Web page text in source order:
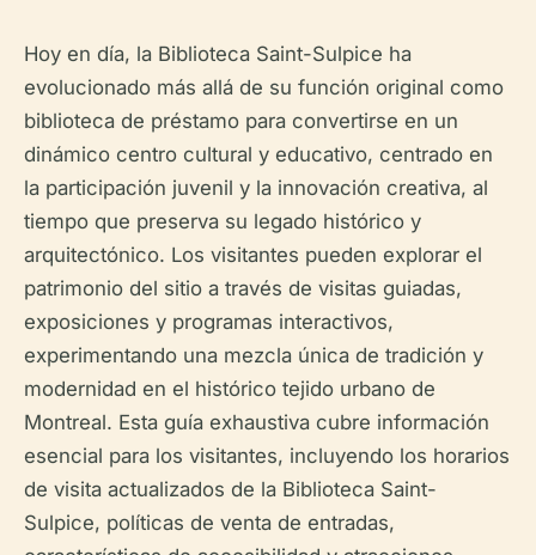
Hoy en día, la Biblioteca Saint-Sulpice ha
evolucionado más allá de su función original como
biblioteca de préstamo para convertirse en un
dinámico centro cultural y educativo, centrado en
la participación juvenil y la innovación creativa, al
tiempo que preserva su legado histórico y
arquitectónico. Los visitantes pueden explorar el
patrimonio del sitio a través de visitas guiadas,
exposiciones y programas interactivos,
experimentando una mezcla única de tradición y
modernidad en el histórico tejido urbano de
Montreal. Esta guía exhaustiva cubre información
esencial para los visitantes, incluyendo los horarios
de visita actualizados de la Biblioteca Saint-
Sulpice, políticas de venta de entradas,